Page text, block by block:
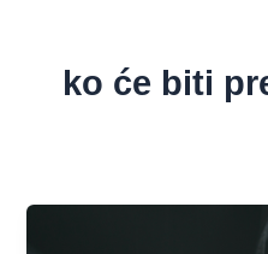
ko će biti